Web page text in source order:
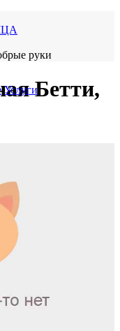
Услуги
руки
Бетти,